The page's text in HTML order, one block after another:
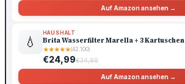
Auf Amazon ansehen →
💧
HAUSHALT
Brita Wasserfilter Marella + 3 Kartuschen
★★★★★(42.100)
€24,99€34,99
Auf Amazon ansehen →